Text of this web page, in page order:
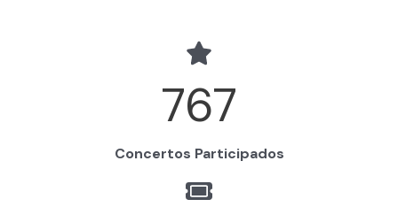
767
Concertos Participados